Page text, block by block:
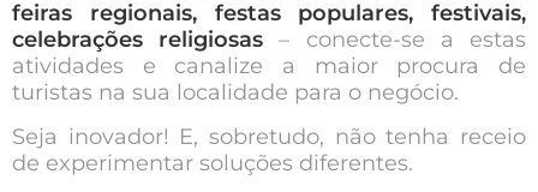
feiras regionais, festas populares, festivais,
celebrações religiosas – conecte-se a estas
atividades e canalize a maior procura de
turistas na sua localidade para o negócio.
Seja inovador! E, sobretudo, não tenha receio
de experimentar soluções diferentes.